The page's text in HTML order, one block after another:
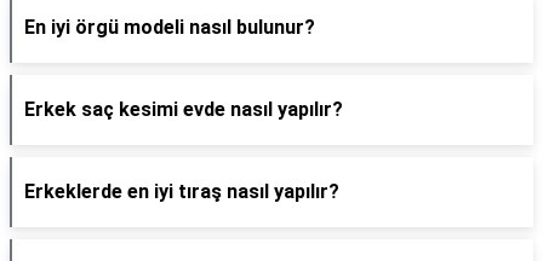
En iyi örgü modeli nasıl bulunur?
Erkek saç kesimi evde nasıl yapılır?
Erkeklerde en iyi tıraş nasıl yapılır?